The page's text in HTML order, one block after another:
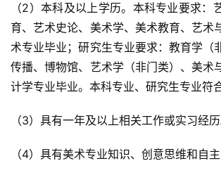
（2）本科及以上学历。本科专业要求：
育、艺术史论、美术学、美术教育、艺术
术专业毕业；研究生专业要求：教育学（
传播、博物馆、艺术学（非门类）、美术
计学专业毕业。本科专业、研究生专业符
（3）具有一年及以上相关工作或实习经历
（4）具有美术专业知识、创意思维和自主